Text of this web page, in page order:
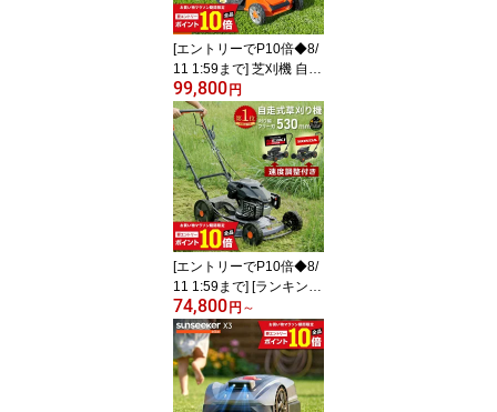
[エントリーでP10倍◆8/
11 1:59まで] 芝刈機 自走
式 芝刈り機 プラウ PH-G
C530 ホンダエンジン オ
ートチョーク 刈幅53cm
最低刈高さ20mm グラス
バッグ 大容量70L サイド
排出 マルチング 芝草刈
り機
99,800円
[エントリーでP10倍◆8/
11 1:59まで] [ランキング
1位獲得] プラウ クサノザ
ウルス エンジン式 自走
式 草刈機 WGC530 速度
調整付き 標準版 MEIKIエ
ンジン PLUS ホンダエン
ジン 刈幅53cm フリー刃
74,800円 ～